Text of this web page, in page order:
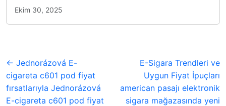
Ekim 30, 2025
← Jednorázová E-
cigareta c601 pod fiyat
fırsatlarıyla Jednorázová
E-cigareta c601 pod fiyat
E-Sigara Trendleri ve
Uygun Fiyat İpuçları
american pasajı elektronik
sigara mağazasında yeni